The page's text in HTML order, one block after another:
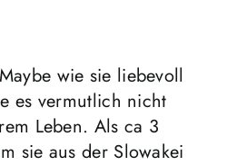
wie sie liebevoll
es vermutlich nicht
Leben. Als ca 3
sie aus der Slowakei